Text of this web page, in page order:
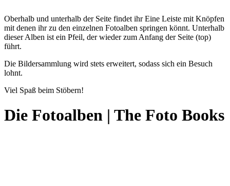
Oberhalb und unterhalb der Seite findet ihr Eine Leiste mit Knöpfen
mit denen ihr zu den einzelnen Fotoalben springen könnt. Unterhalb
dieser Alben ist ein Pfeil, der wieder zum Anfang der Seite (top)
führt.
Die Bildersammlung wird stets erweitert, sodass sich ein Besuch
lohnt.
Viel Spaß beim Stöbern!
Die Fotoalben | The Foto Books